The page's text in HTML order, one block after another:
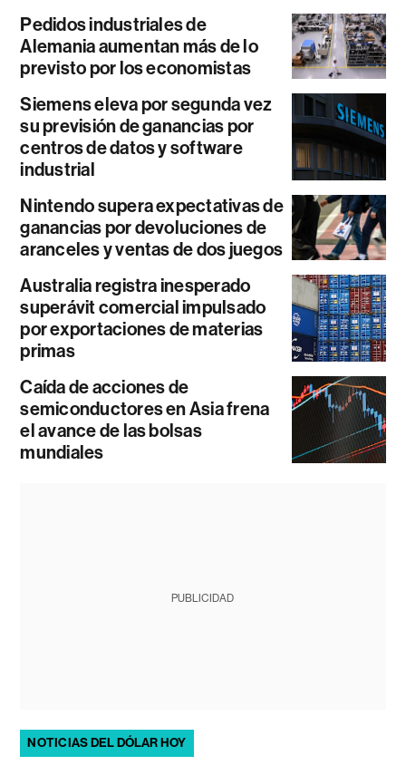
Pedidos industriales de
Alemania aumentan más de lo
previsto por los economistas
Siemens eleva por segunda vez
su previsión de ganancias por
centros de datos y software
industrial
Nintendo supera expectativas de
ganancias por devoluciones de
aranceles y ventas de dos juegos
Australia registra inesperado
superávit comercial impulsado
por exportaciones de materias
primas
Caída de acciones de
semiconductores en Asia frena
el avance de las bolsas
mundiales
PUBLICIDAD
NOTICIAS DEL DÓLAR HOY